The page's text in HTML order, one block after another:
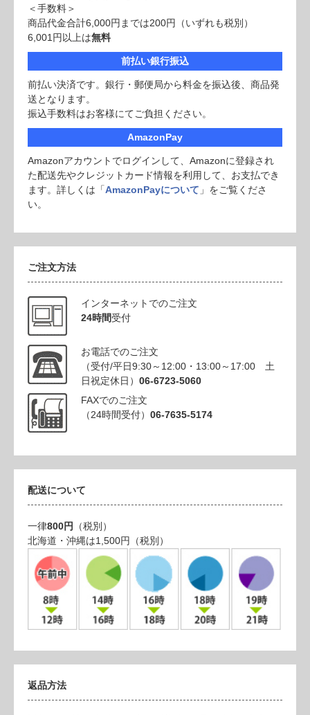
＜手数料＞
商品代金合計6,000円までは200円（いずれも税別）
6,001円以上は無料
前払い銀行振込
前払い決済です。銀行・郵便局から料金を振込後、商品発
送となります。
振込手数料はお客様にてご負担ください。
AmazonPay
Amazonアカウントでログインして、Amazonに登録され
た配送先やクレジットカード情報を利用して、お支払でき
ます。詳しくは「AmazonPayについて 」をご覧くださ
い。
ご注文方法
インターネットでのご注文
24時間受付
お電話でのご注文
（受付/平日9:30～12:00・13:00～17:00 土
日祝定休日） 06-6723-5060
FAXでのご注文
（24時間受付） 06-7635-5174
配送について
一律800円 （税別）
北海道・沖縄は1,500円（税別）
返品方法